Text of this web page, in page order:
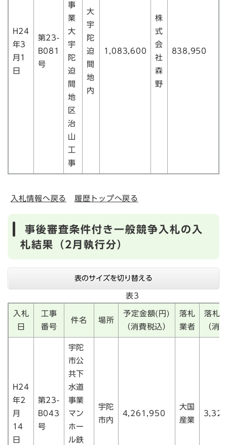
H24
年3
月1
日
第23-
B081
号
事
業
大
宇
陀
迫
間
地
区
治
山
工
事
大
宇
陀
迫
間
地
内
1,083,600
株
式
会
社
森
野
838,950
入札情報へ戻る 履歴トップへ戻る
事後審査条件付き一般競争入札の入
札結果（2月執行分）
表のサイズを切り替える
表3
入札
日
工事
番号
件名 場所
予定金額(円)
（消費税込）
落札
業者
落札
（消
H24
年2
月
14
日
第23-
B043
号
宇陀
市公
共下
水道
事業
マン
ホー
ル鉄
宇陀
市内
4,261,950
大国
産業